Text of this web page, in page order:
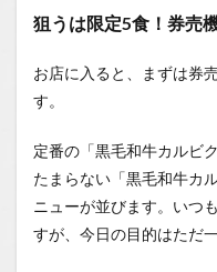
狙うは限定5食！券売
お店に入ると、まずは券
す。
定番の「黒毛和牛カルビ
たまらない「黒毛和牛カ
ニューが並びます。いつ
すが、今日の目的はただ一